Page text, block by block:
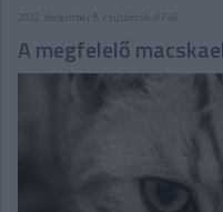
2022. december 8. csütörtök, 07:46
A megfelelő